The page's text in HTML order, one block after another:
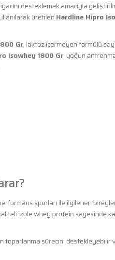
desteklemek amacıyla
üretilen Hardline Hipro
Gr, laktoz içermeyen formülü
Isowhey 1800 Gr, yoğun
sporları ile ilgilenen
izole whey protein sayesinde
toparlanma sürecini destekleyebilir